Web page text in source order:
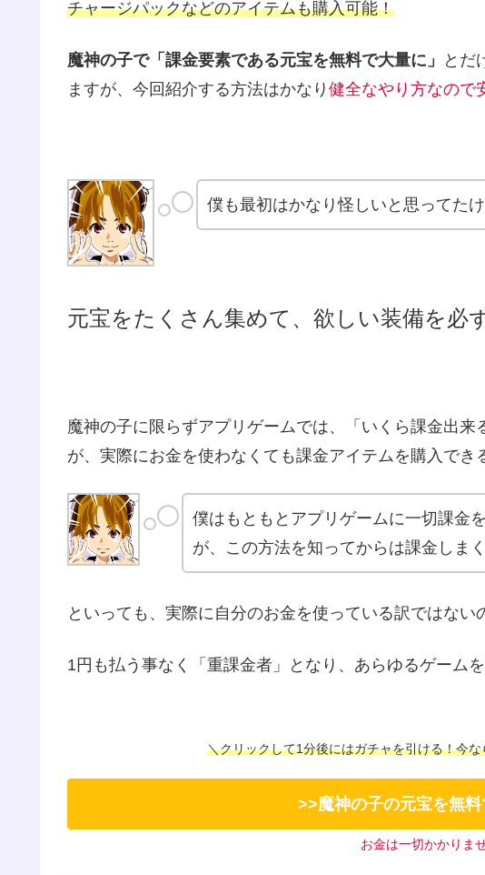
チャージパックなどのアイテムも購入可能！
魔神の子で「課金要素である元宝を無料で大量に」
とだ
ますが、今回紹介する方法はかなり 健全なやり方なので
僕も最初はかなり怪しいと思ってた
元宝をたくさん集めて、欲しい装備を必
魔神の子に限らずアプリゲームでは、「いくら課金出
が、実際にお金を使わなくても課金アイテムを購入でき
僕はもともとアプリゲームに一切課金
が、この方法を知ってからは課金しま
といっても、実際に自分のお金を使っている訳ではない
1円も払う事なく「重課金者」となり、あらゆるゲームを
＼クリックして1分後にはガチャを引ける！今
>>魔神の子の元宝を無
お金は一切かかりま